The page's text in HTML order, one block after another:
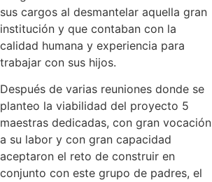
sus cargos al desmantelar aquella gran
institución y que contaban con la
calidad humana y experiencia para
trabajar con sus hijos.
Después de varias reuniones donde se
planteo la viabilidad del proyecto 5
maestras dedicadas, con gran vocación
a su labor y con gran capacidad
aceptaron el reto de construir en
conjunto con este grupo de padres, el